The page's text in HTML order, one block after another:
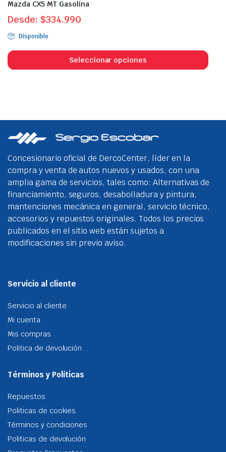
Mazda CX5 MT Gasolina
Desde: $334.990
Disponible
Seleccionar opciones
la
Concesionario oficial de DercoCenter, líder en la
compra y venta de autos nuevos y usados, con una
amplia gama de servicios, tales como: Alternativas de
financiamiento, seguros, desabolladura y pintura,
mantenciones mecánica en general, servicio técnico,
accesorios y repuestos originales. Todos los precios
publicados en el sitio web están sujetos a
modificaciones sin previo aviso.
Servicio al cliente
Servicio al cliente
Mi cuenta
Mis compras
Politica de devolución
Términos y Políticas
Repuestos
Politicas de cookies
Términos y condiciones
Politicas de devolución